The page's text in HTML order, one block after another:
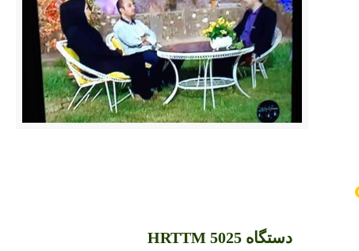
دستگاه HRTTM 5025